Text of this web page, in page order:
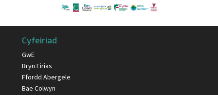
Cyfeiriad
GwE
Bryn Eirias
Ffordd Abergele
Bae Colwyn